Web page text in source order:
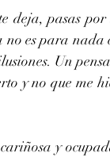
deja, pasas
es para nada
Un
y no que me
y